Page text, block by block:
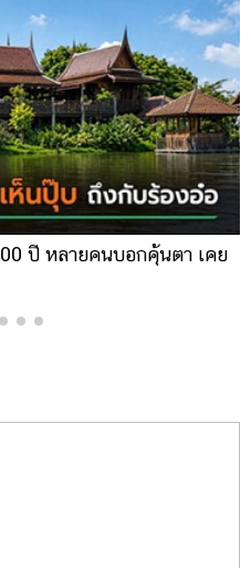
ปี หลายคนบอกคุ้นตา เคย